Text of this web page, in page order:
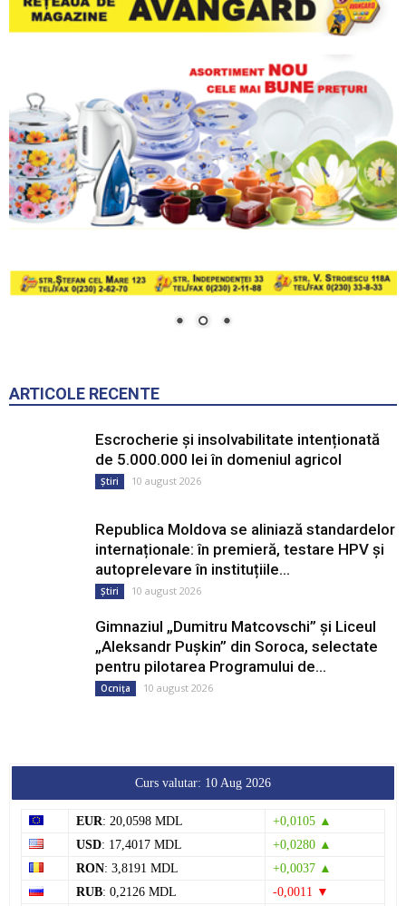
ARTICOLE RECENTE
Escrocherie și insolvabilitate intenționată
de 5.000.000 lei în domeniul agricol
Știri 10 august 2026
Republica Moldova se aliniază standardelor
internaționale: în premieră, testare HPV și
autoprelevare în instituțiile...
Știri 10 august 2026
Gimnaziul „Dumitru Matcovschi” și Liceul
„Aleksandr Pușkin” din Soroca, selectate
pentru pilotarea Programului de...
Ocnița 10 august 2026
Curs valutar: 10 Aug 2026
EUR: 20,0598 MDL
+0,0105 ▲
USD: 17,4017 MDL
+0,0280 ▲
RON: 3,8191 MDL
+0,0037 ▲
RUB: 0,2126 MDL
-0,0011 ▼